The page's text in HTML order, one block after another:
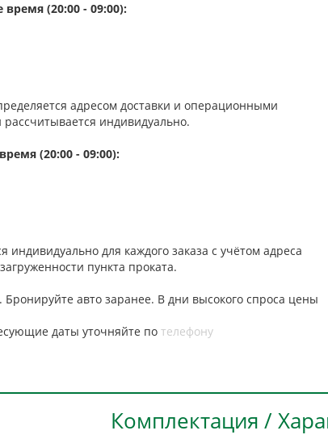
(20:00 - 09:00):
адресом доставки и операционными
индивидуально.
(20:00 - 09:00):
индивидуально для каждого заказа с учётом адреса
пункта проката.
авто заранее. В дни высокого спроса цены
даты уточняйте по телефону
Комплектация /